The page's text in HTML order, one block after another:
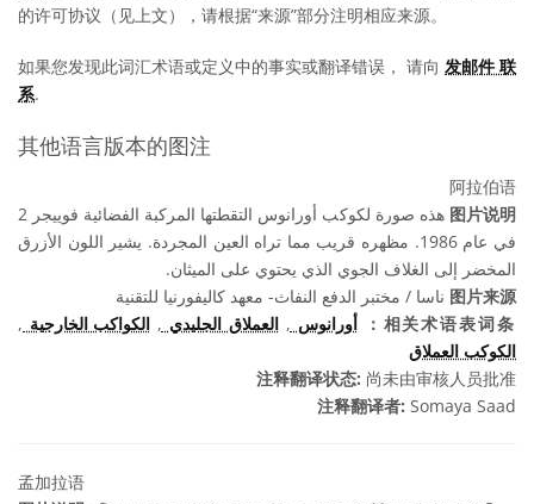
的许可协议（见上文），请根据“来源”部分注明相应来源。
如果您发现此词汇术语或定义中的事实或翻译错误， 请向 发邮件 联
系.
其他语言版本的图注
阿拉伯语
图片说明
هذه صورة لكوكب أورانوس التقطتها المركبة الفضائية فوييجر 2
في عام 1986. مظهره قريب مما تراه العين المجردة. يشير اللون الأزرق
المخضر إلى الغلاف الجوي الذي يحتوي على الميثان.
图片来源 ناسا / مختبر الدفع النفاث- معهد كاليفورنيا للتقنية
相关术语表词条：
أورانوس ,العملاق الجليدي ,الكواكب الخارجية ,
الكوكب العملاق
注释翻译状态: 尚未由审核人员批准
注释翻译者: Somaya Saad
孟加拉语